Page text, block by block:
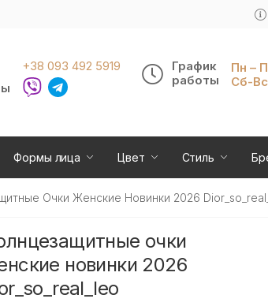
+38 093 492 5919
График
работы
Пн –
Сб-
Формы лица Цвет Стиль
Очки Женские Новинки 2026
очки
новинки 2026